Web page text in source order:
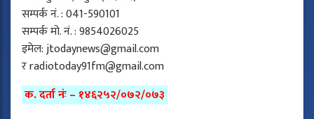
सम्पर्क नं. : 041-590101
सम्पर्क मो. नं. : 9854026025
इमेल:jtodaynews@gmail.com
रradiotoday91fm@gmail.com
क. दर्ता नंः – १४६२५२/०७२/०७३